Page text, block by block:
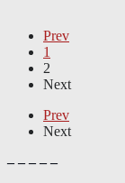
Prev
1
2
Next
Prev
Next
– – – – –